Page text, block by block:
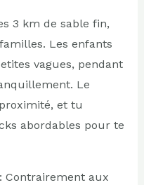
3 km de sable fin,
Les enfants
vagues, pendant
Le
et tu
abordables pour te
Contrairement aux